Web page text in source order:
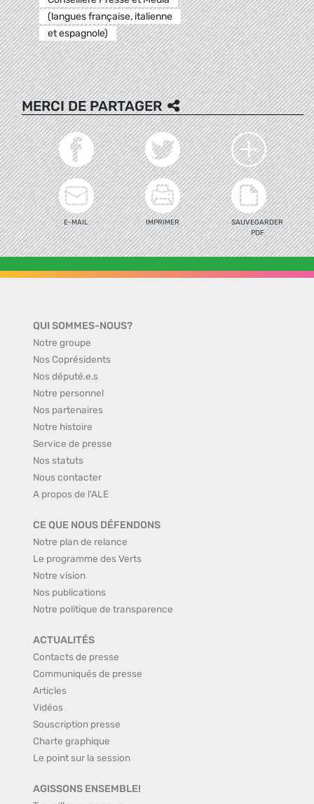
(langues française, italienne
et espagnole)
MERCI DE PARTAGER
E-MAIL IMPRIMER
SAUVEGARDER
PDF
QUI SOMMES-NOUS?
Notre groupe
Nos Coprésidents
Nos député.e.s
Notre personnel
Nos partenaires
Notre histoire
Service de presse
Nos statuts
Nous contacter
A propos de l'ALE
CE QUE NOUS DÉFENDONS
Notre plan de relance
Le programme des Verts
Notre vision
Nos publications
Notre politique de transparence
ACTUALITÉS
Contacts de presse
Communiqués de presse
Articles
Vidéos
Souscription presse
Charte graphique
Le point sur la session
AGISSONS ENSEMBLE!